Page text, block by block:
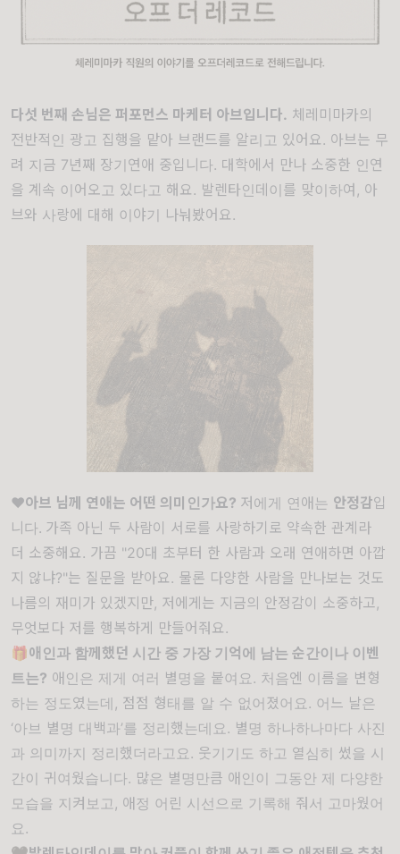
다섯 번째 손님은 퍼포먼스 마케터 아브입니다. 체레미마카의
전반적인 광고 집행을 맡아 브랜드를 알리고 있어요. 아브는 무
려 지금 7년째 장기연애 중입니다. 대학에서 만나 소중한 인연
을 계속 이어오고 있다고 해요. 발렌타인데이를 맞이하여, 아
브와 사랑에 대해 이야기 나눠봤어요.
❤아브 님께 연애는 어떤 의미인가요? 저에게 연애는 안정감입
니다. 가족 아닌 두 사람이 서로를 사랑하기로 약속한 관계라
더 소중해요. 가끔 "20대 초부터 한 사람과 오래 연애하면 아깝
지 않냐?"는 질문을 받아요. 물론 다양한 사람을 만나보는 것도
나름의 재미가 있겠지만, 저에게는 지금의 안정감이 소중하고,
무엇보다 저를 행복하게 만들어줘요.
🎁애인과 함께했던 시간 중 가장 기억에 남는 순간이나 이벤
트는? 애인은 제게 여러 별명을 붙여요 . 처음엔 이름을 변형
하는 정도였는데 , 점점 형태를 알 수 없어졌어요 . 어느 날은
‘아브 별명 대백과’를 정리했는데요 . 별명 하나하나마다 사진
과 의미까지 정리했더라고요 . 웃기기도 하고 열심히 썼을 시
간이 귀여웠습니다. 많은 별명만큼 애인이 그동안 제 다양한
모습을 지켜보고 , 애정 어린 시선으로 기록해 줘서 고마웠어
요 .